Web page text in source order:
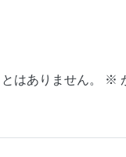
はありません。 ※